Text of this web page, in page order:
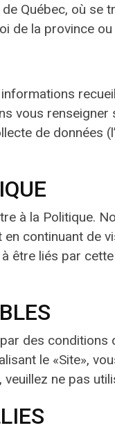
Québec, où se
la province ou
vous
de données
à la Politique.
continuant de
liés par
des
le «Site»,
ne pas